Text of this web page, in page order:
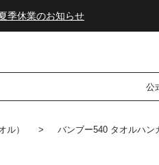
夏をアクティブに楽しむ夏タオル
公
ル） バンブー540 タオルハン